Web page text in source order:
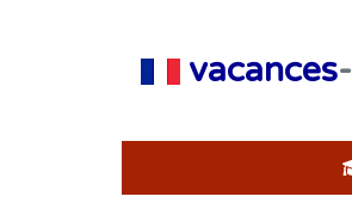
vacances-